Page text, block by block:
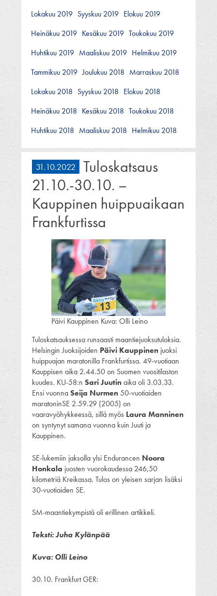
Lokakuu 2019 Syyskuu 2019 Elokuu 2019
Heinäkuu 2019 Kesäkuu 2019 Toukokuu 2019
Huhtikuu 2019 Maaliskuu 2019 Helmikuu 2019
Tammikuu 2019 Joulukuu 2018 Marraskuu 2018
Lokakuu 2018 Syyskuu 2018 Elokuu 2018
Heinäkuu 2018 Kesäkuu 2018 Toukokuu 2018
Huhtikuu 2018 Maaliskuu 2018 Helmikuu 2018
31.10.2022
Tuloskatsaus
21.10.-30.10. –
Kauppinen huippuaikaan
Frankfurtissa
Päivi Kauppinen Kuva: Olli Leino
Tuloskatsauksessa runsaasti maantiejuoksutuloksia.
Helsingin Juoksijoiden Päivi Kauppinen juoksi
huippuajan maratonilla Frankfurtissa. 49-vuotiaan
Kauppisen aika 2.44.50 on Suomen vuositilaston
kuudes. KU-58:n Sari Juutinaika oli 3.03.33.
Ensi vuonnaSeija Nurmen50-vuotiaiden
maratoninSE 2.59.29 (2005) on
vaaravyöhykkeessä, sillä myös Laura Manninen
on syntynyt samana vuonna kuin Juuti ja
Kauppinen.
SE-lukemiin jaksolla ylsi Endurancen Noora
Honkala juosten vuorokaudessa 246,50
kilometriä Kreikassa. Tulos on yleisen sarjan lisäksi
30-vuotiaiden SE.
SM-maantiekympistä oli erillinen artikkeli.
Teksti: Juha Kylänpää
Kuva: Olli Leino
30.10. Frankfurt GER: